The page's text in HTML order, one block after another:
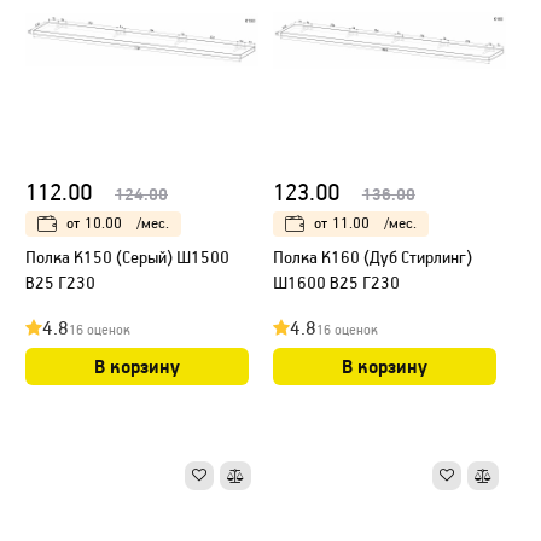
112.00 124.00
от 10.00 /мес.
Полка К150 (Серый) Ш1500
В25 Г230
4.816 оценок
В корзину
123.00 136.00
от 11.00 /мес.
Полка К160 (Дуб Стирлинг)
Ш1600 В25 Г230
4.816 оценок
В корзину